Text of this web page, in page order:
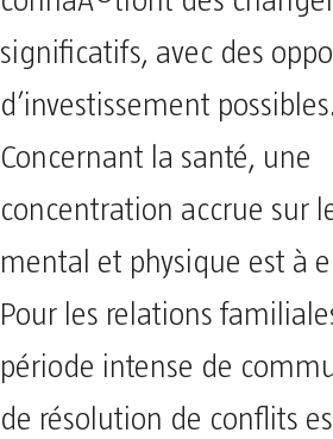
significatifs, avec des
d’investissement possibles.
Concernant la santé, une
concentration accrue sur
mental et physique est à
Pour les relations
période intense de
de résolution de conflits